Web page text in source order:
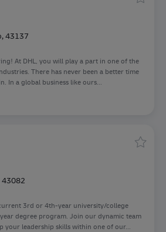
43137
At DHL, you will play a part in one of the
There has never been a better time
In a global business like ours...
43082
3rd or 4th-year university/college
degree program. Join our dynamic team
your leadership skills within one of our...